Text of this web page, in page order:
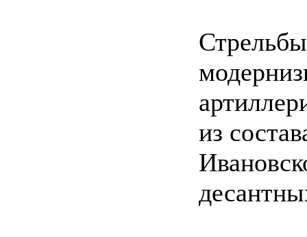
из